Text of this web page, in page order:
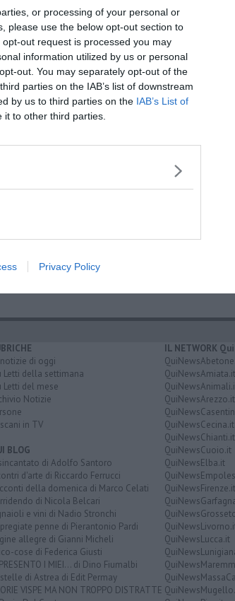
or processing of your personal or
please use the below opt-out section to
out request is processed you may
information utilized by us or personal
out. You may separately opt-out of the
parties on the IAB’s list of downstream
by us to third parties on the IAB’s List of
to other third parties.
Privacy Policy
- ToscanaMedia.
notizie di oggi
Letti della settimana
Letti del mese
Notizie
in TV
BLOG
di Adolfo Santoro
d'arte di Riccardo Ferrucci
della domenica di Marco Celati
di Nicola Belcari
e vini di Nadio Stronchi
pregiate penne di Pierantonio Pardi
allegre di Gianni Micheli
cose di Federica Giusti
I MIEI... di Dino Fiumalbi
stelle di Astrea di Edit Permay
VISPE MA NON TROPPO DISTRATTE
IL NETWORK
QuiNewsAmiata.it
QuiNewsArezzo.it
QuiNewsCecina.it
QuiNewsChianti.it
QuiNewsCuoio.it
QuiNewsElba.it
QuiNewsFirenze.it
QuiNewsLucca.it